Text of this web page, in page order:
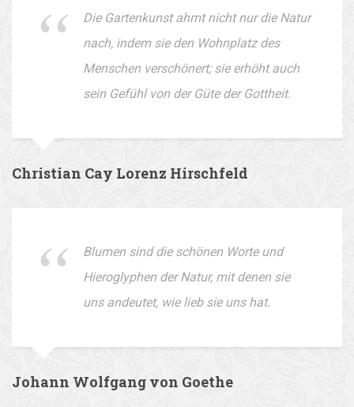
Die Gartenkunst ahmt nicht nur die Natur
nach, indem sie den Wohnplatz des
Menschen verschönert; sie erhöht auch
sein Gefühl von der Güte der Gottheit.
Christian Cay Lorenz Hirschfeld
Blumen sind die schönen Worte und
Hieroglyphen der Natur, mit denen sie
uns andeutet, wie lieb sie uns hat.
Johann Wolfgang von Goethe